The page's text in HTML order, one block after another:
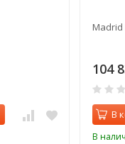
Madrid
104
В
В